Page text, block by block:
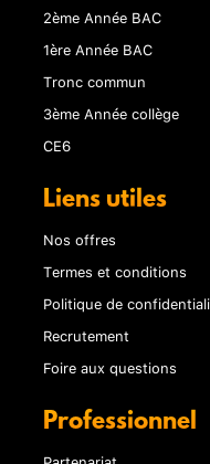
2ème Année BAC
1ère Année BAC
Tronc commun
3ème Année collège
CE6
Liens utiles
Nos offres
Termes et conditions
Politique de
Recrutement
Foire aux questions
Professionnel